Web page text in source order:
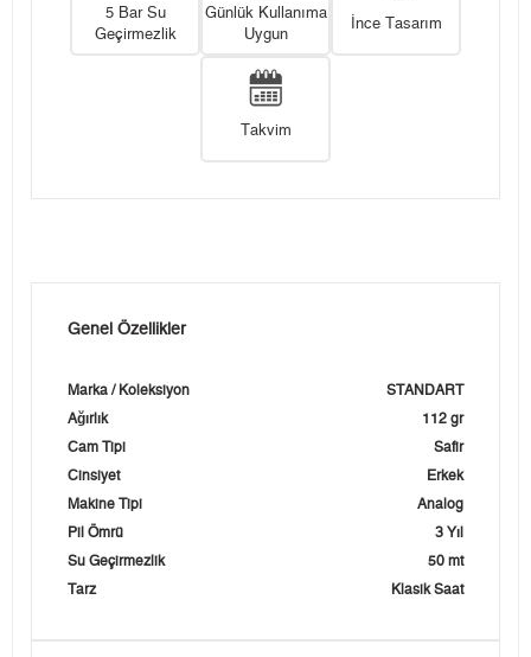
5 Bar Su
Geçirmezlik
Günlük Kullanıma
Uygun
İnce Tasarım
Takvim
Genel Özellikler
Marka / Koleksiyon
STANDART
Ağırlık
112 gr
Cam Tipi
Safir
Cinsiyet
Erkek
Makine Tipi
Analog
Pil Ömrü
3 Yıl
Su Geçirmezlik
50 mt
Tarz
Klasik Saat